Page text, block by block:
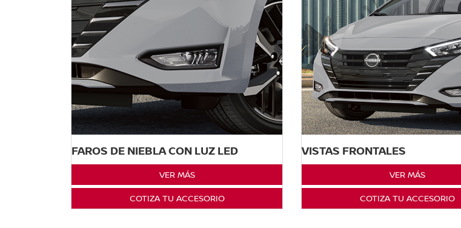
FAROS DE NIEBLA CON LUZ LED
VER MÁS
COTIZA TU ACCESORIO
VISTAS FRONTALES
VER MÁS
COTIZA TU ACCESORIO